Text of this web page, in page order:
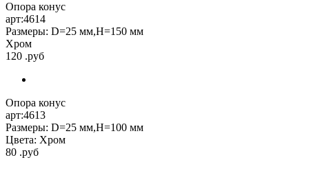
Опора конус
арт:4614
Размеры: D=25 мм,H=150 мм
Хром
120 .руб
Опора конус
арт:4613
Размеры: D=25 мм,H=100 мм
Цвета: Хром
80 .руб